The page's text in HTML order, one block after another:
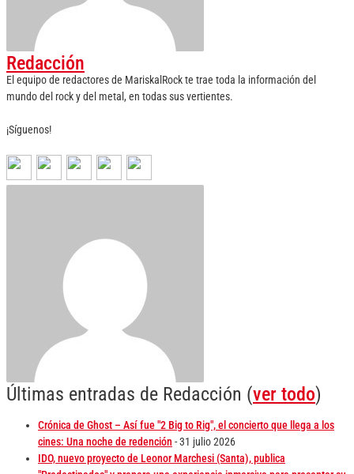
Redacción
El equipo de redactores de MariskalRock te trae toda la información del
mundo del rock y del metal, en todas sus vertientes.
¡Síguenos!
Últimas entradas de Redacción (ver todo)
Crónica de Ghost – Así fue "2 Big to Rig", el concierto que llega a los
cines: Una noche de redención - 31 julio 2026
IDO, nuevo proyecto de Leonor Marchesi (Santa), publica